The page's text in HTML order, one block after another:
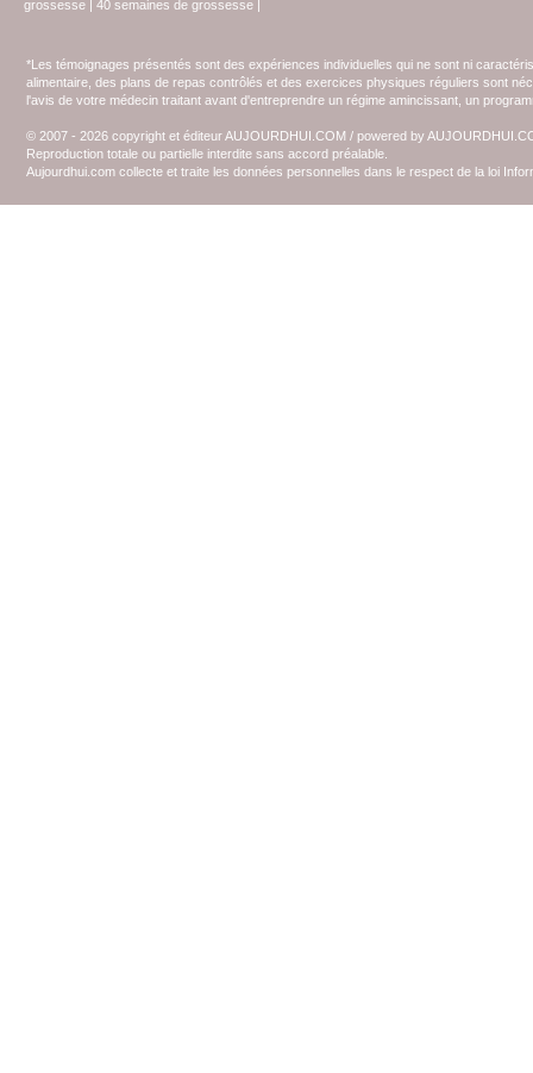
grossesse 40 semaines de grossesse
*Les témoignages présentés sont des expériences individuelles qui ne sont ni
alimentaire, des plans de repas contrôlés et des exercices physiques réguliers sont
l'avis de votre médecin traitant avant d'entreprendre un régime amincissant, un
© 2007 - 2026 copyright et éditeur AUJOURDHUI.COM / powered by
Reproduction totale ou partielle interdite sans accord préalable.
Aujourdhui.com collecte et traite les données personnelles dans le respect de la loi